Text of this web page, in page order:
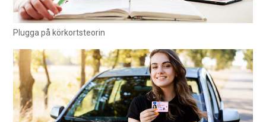
Plugga på körkortsteorin